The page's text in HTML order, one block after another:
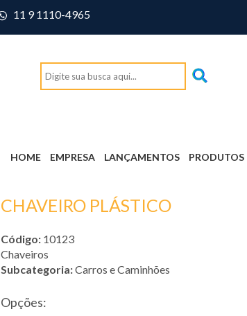
11 9 1110-4965
HOME EMPRESA LANÇAMENTOS PRODUTOS
CHAVEIRO PLÁSTICO
Código: 10123
Chaveiros
Subcategoria:Carros e Caminhões
Opções: